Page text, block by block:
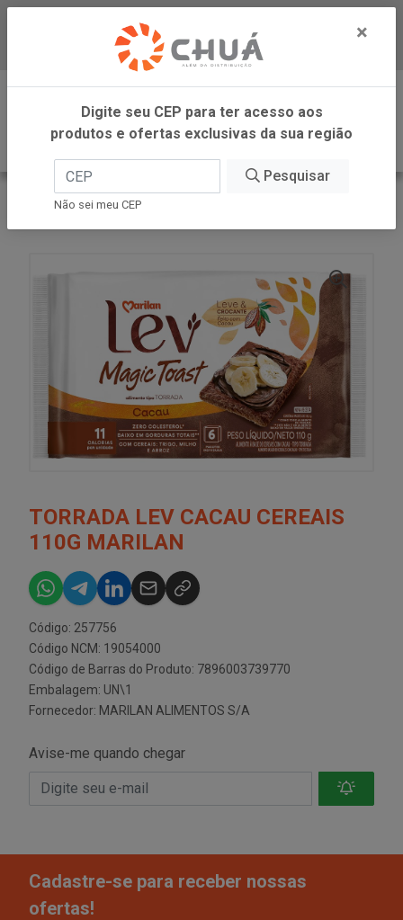
Baixe já nosso APP
0
INÍCIO
MARILAN
TORRADA LEV CACAU CEREAIS
110G MARILAN
Código: 257756
Código NCM: 19054000
Código de Barras do Produto: 7896003739770
Embalagem: UN\1
Fornecedor: MARILAN ALIMENTOS S/A
Avise-me quando chegar
Cadastre-se para receber nossas
ofertas!
×
Digite seu CEP para ter acesso aos
produtos e ofertas exclusivas da sua região
Pesquisar
Não sei meu CEP